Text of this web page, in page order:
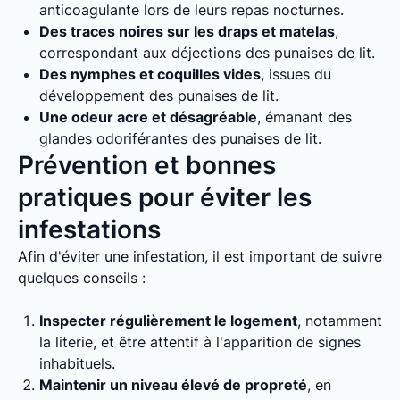
anticoagulante lors de leurs repas nocturnes.
Des traces noires sur les draps et matelas,
correspondant aux déjections des punaises de lit.
Des nymphes et coquilles vides, issues du
développement des punaises de lit.
Une odeur acre et désagréable, émanant des
glandes odoriférantes des punaises de lit.
Prévention et bonnes
pratiques pour éviter les
infestations
Afin d'éviter une infestation, il est important de suivre
quelques conseils :
Inspecter régulièrement le logement, notamment
la literie, et être attentif à l'apparition de signes
inhabituels.
Maintenir un niveau élevé de propreté, en